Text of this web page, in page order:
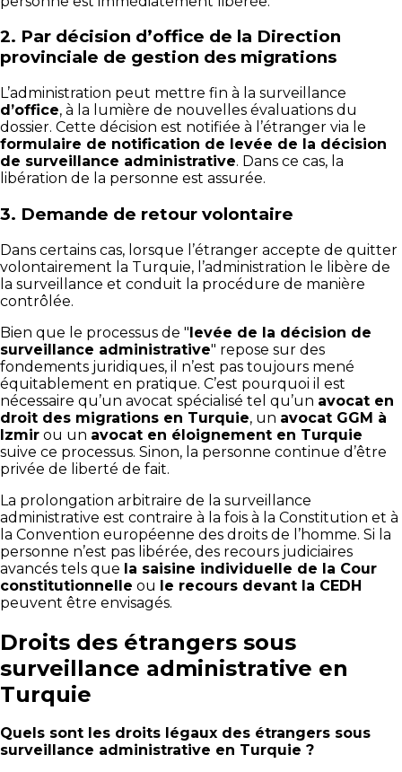
2. Par décision d’office de la Direction
provinciale de gestion des migrations
L’administration peut mettre fin à la surveillance
d’office, à la lumière de nouvelles évaluations du
dossier. Cette décision est notifiée à l’étranger via le
formulaire de notification de levée de la décision
de surveillance administrative. Dans ce cas, la
libération de la personne est assurée.
3. Demande de retour volontaire
Dans certains cas, lorsque l’étranger accepte de quitter
volontairement la Turquie, l’administration le libère de
la surveillance et conduit la procédure de manière
contrôlée.
Bien que le processus de "levée de la décision de
surveillance administrative" repose sur des
fondements juridiques, il n’est pas toujours mené
équitablement en pratique. C’est pourquoi il est
nécessaire qu’un avocat spécialisé tel qu’un avocat en
droit des migrations en Turquie, un avocat GGM à
Izmir ou un avocat en éloignement en Turquie
suive ce processus. Sinon, la personne continue d’être
privée de liberté de fait.
La prolongation arbitraire de la surveillance
administrative est contraire à la fois à la Constitution et à
la Convention européenne des droits de l’homme. Si la
personne n’est pas libérée, des recours judiciaires
avancés tels que la saisine individuelle de la Cour
constitutionnelle ou le recours devant la CEDH
peuvent être envisagés.
Droits des étrangers sous
surveillance administrative en
Turquie
Quels sont les droits légaux des étrangers sous
surveillance administrative en Turquie ?